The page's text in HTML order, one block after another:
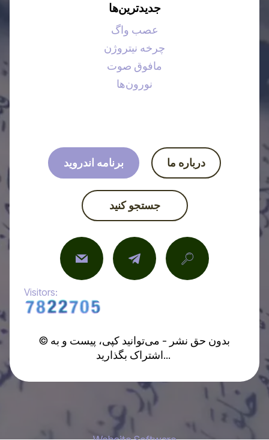
جدیدترین‌ها
عصب واگ
چرخه نیتروژن
مافوق صوت
نورون‌ها
برنامه اندروید درباره ما
جستجو کنید
Visitors:
© بدون حق نشر - می‌توانید کپی، پیست و به
اشتراک بگذارید...